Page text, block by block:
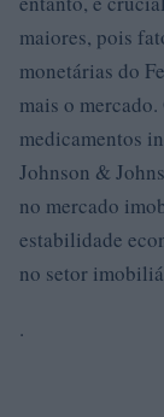
maiores, pois
monetárias do
mais o
medicamentos
Johnson &
no mercado
estabilidade
no setor
.